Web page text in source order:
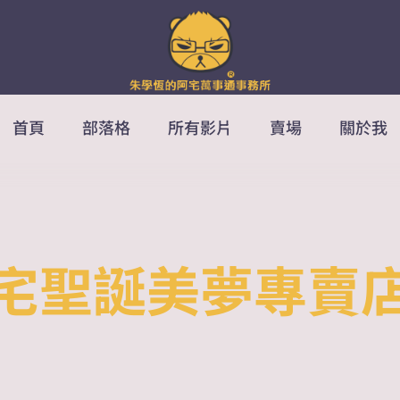
首頁 部落格 所有影片 賣場 關於我
聖誕美夢專賣